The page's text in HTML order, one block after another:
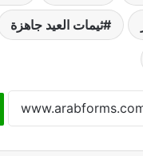
ثيمات العيد جاهزة